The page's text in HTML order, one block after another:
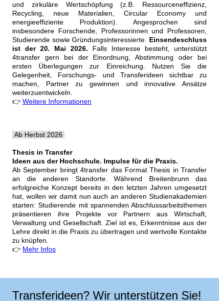
und zirkuläre Wertschöpfung (z.B. Ressourceneffizienz,
Recycling, neue Materialien, Circular Economy und
energieeffiziente Produktion). Angesprochen sind
insbesondere Forschende, Professorinnen und Professoren,
Studierende sowie Gründungsinteressierte. Einsendeschluss
ist der 20. Mai 2026. Falls Interesse besteht, unterstützt
4transfer gern bei der Einordnung, Abstimmung oder bei
ersten Überlegungen zur Einreichung. Nutzen Sie die
Gelegenheit, Forschungs- und Transferideen sichtbar zu
machen, Partner zu gewinnen und innovative Ansätze
weiterzuentwickeln.
👉 Weitere Informationen
Ab Herbst 2026
Thesis in Transfer
Ideen aus der Hochschule. Impulse für die Praxis.
Ab September bringt 4transfer das Format Thesis in Transfer
an die anderen Standorte. Während Breitenbrunn das
erfolgreiche Konzept bereits in den letzten Jahren umgesetzt
hat, wollen wir damit nun auch an anderen Studienakademien
starten: Studierende mit spannenden Abschlussarbeitsthemen
präsentieren ihre Projekte vor Partnern aus Wirtschaft,
Verwaltung und Gesellschaft. Ziel ist es, Erkenntnisse aus der
Lehre direkt in die Praxis zu übertragen und wertvolle Kontakte
zu knüpfen.
👉 Mehr Infos
Transferideen? Wir unterstützen Sie!